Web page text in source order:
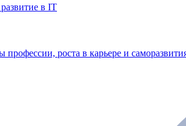
в IT
профессии, роста в карьере и